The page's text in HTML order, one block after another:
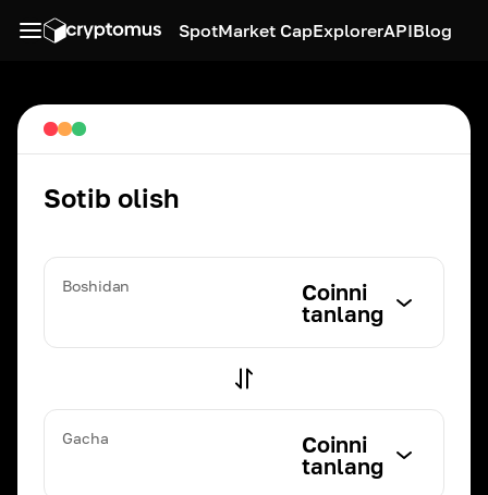
SpotMarket CapExplorerAPIBlog
Sotib olish
Boshidan
Coinni
tanlang
Gacha
Coinni
tanlang